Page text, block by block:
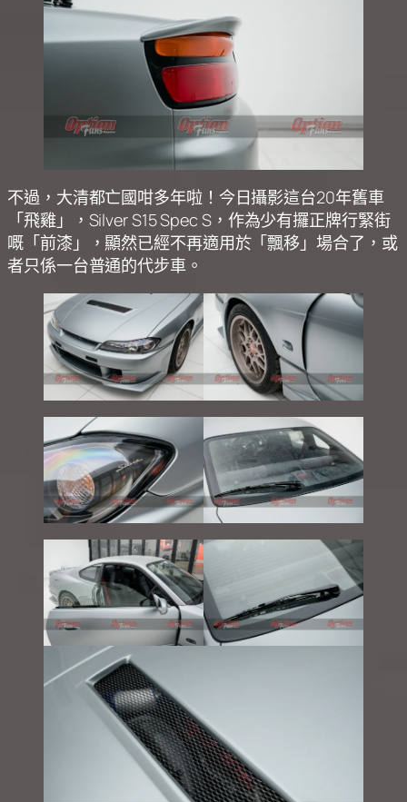
不過，大清都亡國咁多年啦！今日攝影這台20年舊車
「飛雞」，Silver S15 Spec S，作為少有攞正牌行緊街
嘅「前漆」，顯然已經不再適用於「飄移」場合了，或
者只係一台普通的代步車。